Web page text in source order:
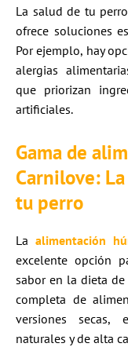
La salud de tu
ofrece soluciones
Por ejemplo, hay
alergias
que priorizan
artificiales.
Gama de
Carnilove:
tu perro
La alimentación
excelente opción
sabor en la dieta
completa de
versiones secas,
naturales y de alta